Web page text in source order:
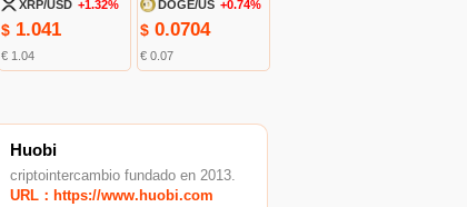
XRP/USD +1.32%
$ 1.041
€ 1.04
DOGE/US +0.74%
$ 0.0704
€ 0.07
Huobi
criptointercambio fundado en 2013.
URL：https://www.huobi.com